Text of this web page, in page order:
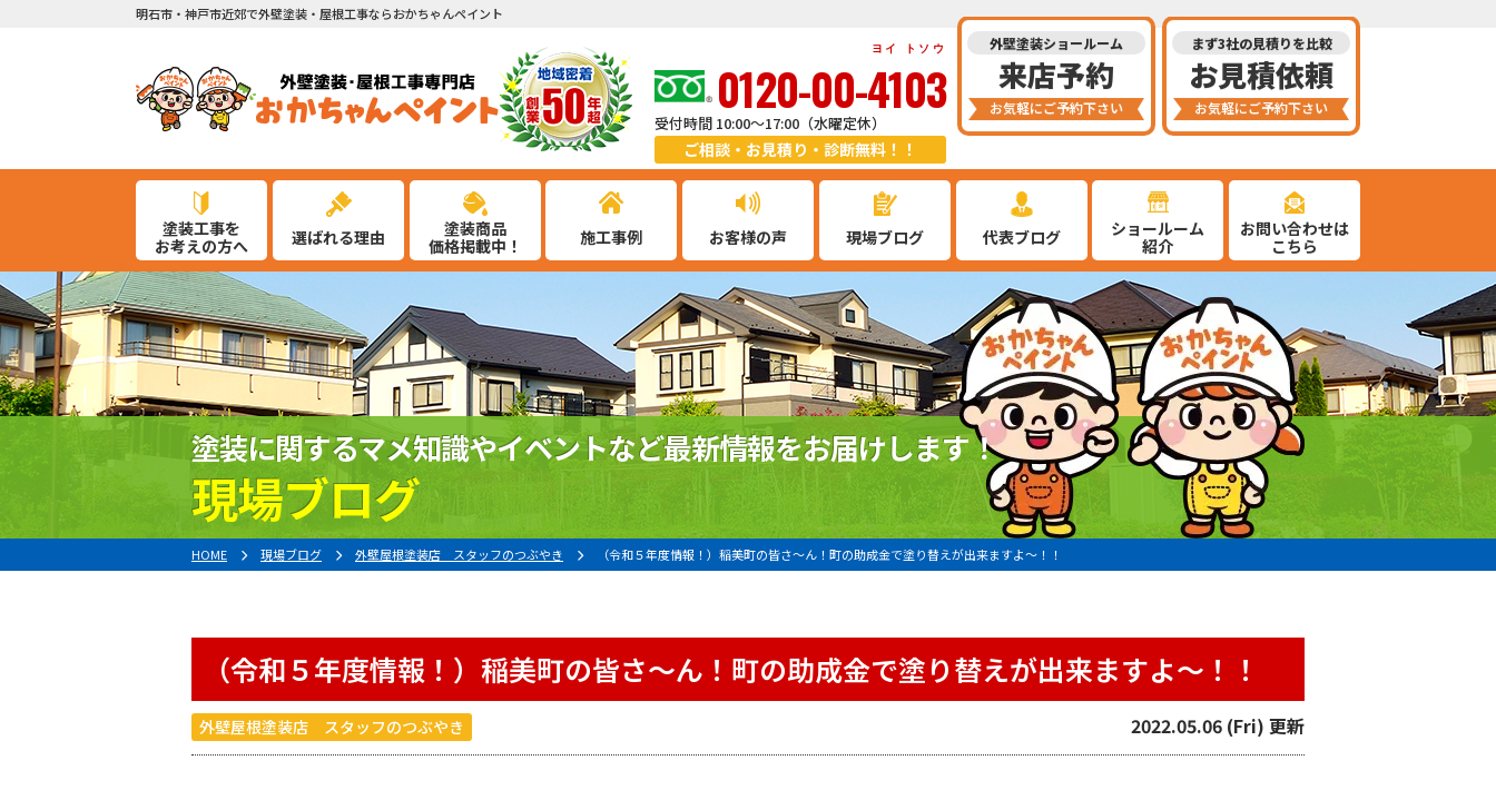
明石市・神戸市近郊で外壁塗装・屋根工事ならおかちゃんペイント
0120-00-4103
ヨイ トソウ
受付時間 10:00～17:00（水曜定休）
ご相談・お見積り・診断無料！！
外壁塗装ショールーム
来店予約
お気軽にご予約下さい
まず3社の見積りを比較
お見積依頼
お気軽にご予約下さい
塗装工事を
お考えの方へ
選ばれる理由
塗装商品
価格掲載中！
施工事例 お客様の声 現場ブログ 代表ブログ
ショールーム
紹介
お問い合わせは
こちら
塗装に関するマメ知識やイベントなど最新情報をお届けします！
現場ブログ
HOME 現場ブログ 外壁屋根塗装店 スタッフのつぶやき （令和５年度情報！）稲美町の皆さ〜ん！町の助成金で塗り替えが出来ますよ〜！！
（令和５年度情報！）稲美町の皆さ〜ん！町の助成金で塗り替えが出来ますよ〜！！
外壁屋根塗装店 スタッフのつぶやき 2022.05.06 (Fri) 更新